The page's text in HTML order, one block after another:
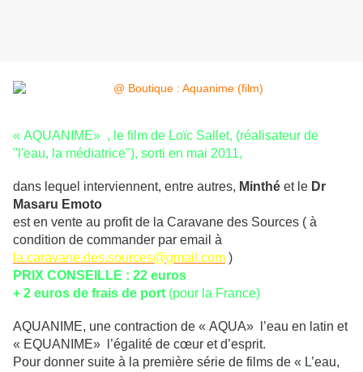
« AQUANIME» , le film de Loïc Sallet, (réalisateur de
"l'eau, la médiatrice"), sorti en mai 2011,
dans lequel interviennent, entre autres, Minthé et le Dr
Masaru Emoto
est en vente au profit de la Caravane des Sources ( à
condition de commander par email à
la.caravane.des.sources@gmail.com )
PRIX CONSEILLE : 22 euros
+ 2 euros de frais de port (pour la France)
AQUANIME, une contraction de « AQUA» l’eau en latin et
« EQUANIME» l’égalité de cœur et d’esprit.
Pour donner suite à la première série de films de « L’eau,